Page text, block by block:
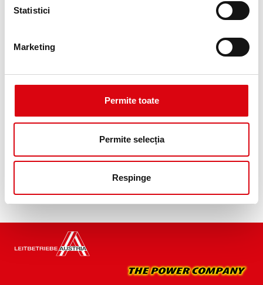
Statistici
Marketing
Permite toate
Permite selecția
Respinge
EFB 690 17
Cele mai bune şi performante baterii Banner.
producătorilor auto europeni de top.
Calitate de echipament original pentru
DISTRIBUITOR ŞI ATELIER DE MONTAJ >